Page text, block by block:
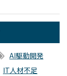
AI駆動開発
IT人材不足